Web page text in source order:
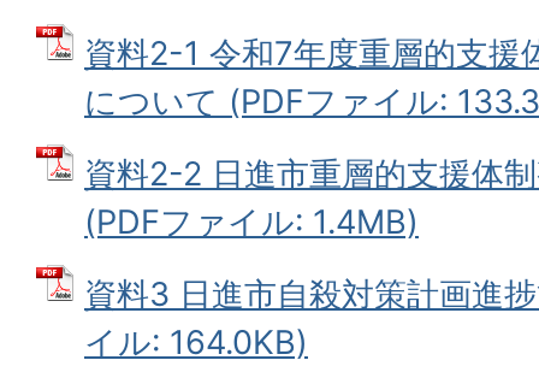
資料2-1 令和7年度重層的支援
について (PDFファイル:
資料2-2 日進市重層的支援体
(PDFファイル: 1.4MB)
資料3 日進市自殺対策計画進
イル: 164.0KB)